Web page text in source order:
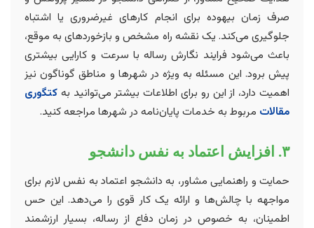
صرف زمان بیهوده برای انجام کارهای غیرضروری یا اشتباه
جلوگیری می‌کند. یک نقشه راه مشخص و بازخوردهای به موقع،
باعث می‌شود فرایند نگارش رساله با سرعت و کارایی بیشتری
پیش برود. این مسئله به ویژه در شهرها و مناطق گوناگون نیز
اهمیت دارد، از این رو برای اطلاعات بیشتر می‌توانید به کتگوری
مقالات مربوط به خدمات پایان‌نامه در شهرها مراجعه کنید.
۳. افزایش اعتماد به نفس دانشجو
حمایت و راهنمایی مشاور، به دانشجو اعتماد به نفس لازم برای
مواجهه با چالش‌ها و ارائه یک کار قوی را می‌دهد. این حس
اطمینان، به خصوص در زمان دفاع از رساله، بسیار ارزشمند